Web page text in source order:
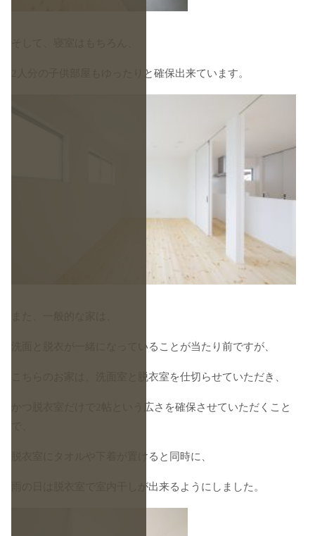
2人分の子供部屋もゆったりと確保出来ています。
洗面と脱衣が一緒になっていることが当たり前ですが、
こちらのお家は、洗面室と脱衣室を仕切らせていただき、
かつ脱衣室だけで2帖という広さを確保させていただくこと
脱衣室にタオルや下着が置けると同時に、
雨の日は脱衣室で室内干しが出来るようにしました。